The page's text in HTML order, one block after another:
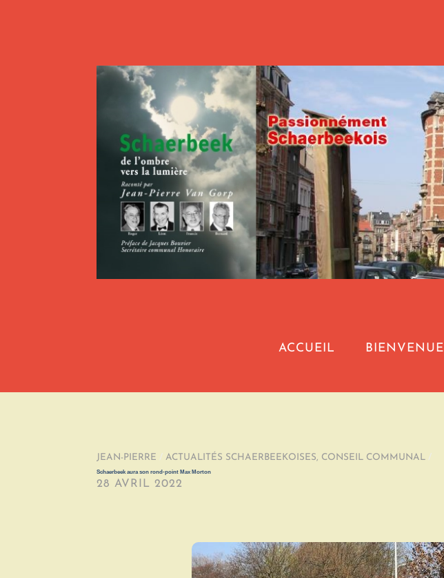
ACCUEIL BIENVENUE
JEAN-PIERRE / ACTUALITÉS SCHAERBEEKOISES, CONSEIL COMMUNAL /
Schaerbeek aura son rond-point Max Morton
28 AVRIL 2022